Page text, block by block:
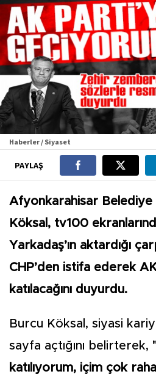
Haberler / Siyaset
PAYLAŞ
Afyonkarahisar Belediye
Köksal, tv100
Yarkadaş’ın aktardığı
CHP’den istifa ederek
katılacağını duyurdu.
Burcu Köksal, siyasi
sayfa açtığını belirterek,
katılıyorum, içim çok